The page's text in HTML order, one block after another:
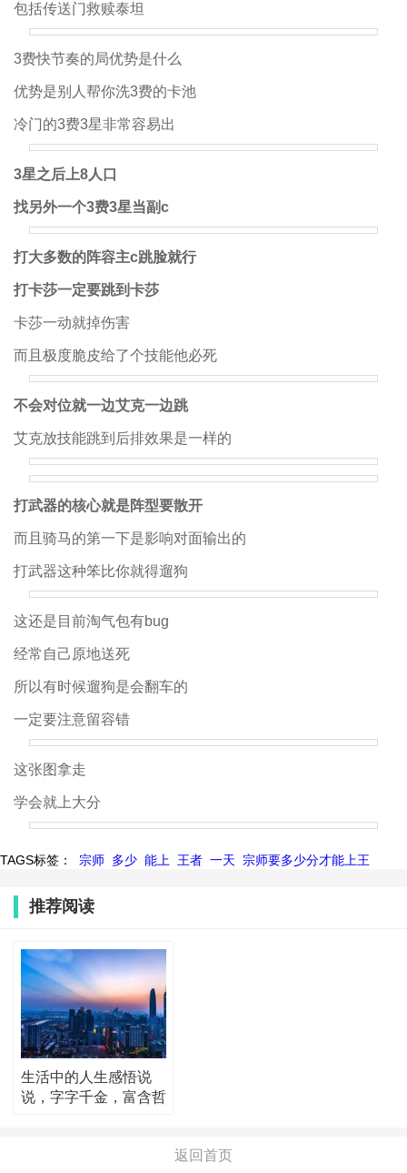
包括传送门救赎泰坦
3费快节奏的局优势是什么
优势是别人帮你洗3费的卡池
冷门的3费3星非常容易出
3星之后上8人口
找另外一个3费3星当副c
打大多数的阵容主c跳脸就行
打卡莎一定要跳到卡莎
卡莎一动就掉伤害
而且极度脆皮给了个技能他必死
不会对位就一边艾克一边跳
艾克放技能跳到后排效果是一样的
打武器的核心就是阵型要散开
而且骑马的第一下是影响对面输出的
打武器这种笨比你就得遛狗
这还是目前淘气包有bug
经常自己原地送死
所以有时候遛狗是会翻车的
一定要注意留容错
这张图拿走
学会就上大分
TAGS标签： 宗师 多少 能上 王者 一天 宗师要多少分才能上王
推荐阅读
生活中的人生感悟说
说，字字千金，富含哲
返回首页